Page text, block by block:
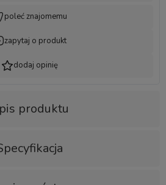
poleć znajomemu
zapytaj o produkt
dodaj opinię
produktu